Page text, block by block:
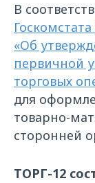
В
«Об
первичной
торговых
для
товарно-
сторонней
ТОРГ-12